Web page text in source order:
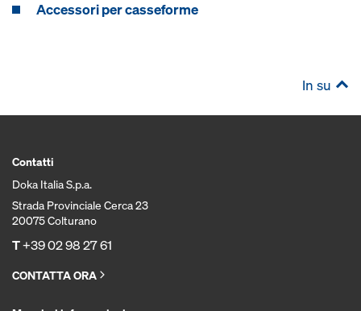
Accessori per casseforme
In su
Contatti
Doka Italia S.p.a.
Strada Provinciale Cerca 23
20075 Colturano
T+39 02 98 27 61
CONTATTA ORA